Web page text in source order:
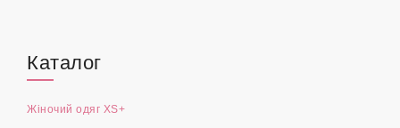
Каталог
Жіночий одяг XS+